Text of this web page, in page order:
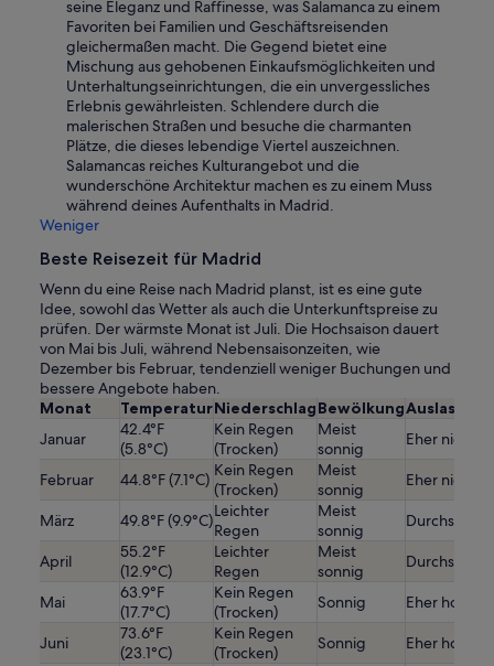
seine Eleganz und Raffinesse, was Salamanca zu einem
Favoriten bei Familien und Geschäftsreisenden
gleichermaßen macht. Die Gegend bietet eine
Mischung aus gehobenen Einkaufsmöglichkeiten und
Unterhaltungseinrichtungen, die ein unvergessliches
Erlebnis gewährleisten. Schlendere durch die
malerischen Straßen und besuche die charmanten
Plätze, die dieses lebendige Viertel auszeichnen.
Salamancas reiches Kulturangebot und die
wunderschöne Architektur machen es zu einem Muss
während deines Aufenthalts in Madrid.
Weniger
Beste Reisezeit für Madrid
Wenn du eine Reise nach Madrid planst, ist es eine gute
Idee, sowohl das Wetter als auch die Unterkunftspreise zu
prüfen. Der wärmste Monat ist Juli. Die Hochsaison dauert
von Mai bis Juli, während Nebensaisonzeiten, wie
Dezember bis Februar, tendenziell weniger Buchungen und
bessere Angebote haben.
Monat
TemperaturNiederschlagBewölkungAuslastung
Januar
42.4°F
(5.8°C)
Kein Regen
(Trocken)
Meist
sonnig
Eher niedrig
Februar 44.8°F (7.1°C) Kein Regen
(Trocken)
Meist
sonnig
Eher niedrig
März 49.8°F (9.9°C)Leichter
Regen
Meist
sonnig
April
55.2°F
(12.9°C)
Leichter
Regen
Meist
sonnig
Mai
63.9°F
(17.7°C)
Kein Regen
(Trocken)
Sonnig Eher hoch
Juni
73.6°F
(23.1°C)
Kein Regen
(Trocken)
Sonnig
Eher hoch